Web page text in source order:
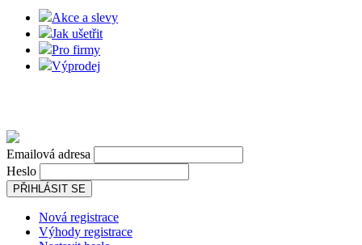
Akce a slevy
Jak ušetřit
Pro firmy
Výprodej
Emailová adresa
Heslo
PŘIHLÁSIT SE
Nová registrace
Výhody registrace